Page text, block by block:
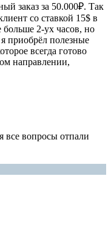
заказ за 50.000₽. Так
со ставкой 15$ в
больше 2-ух часов, но
приобрёл полезные
всегда готово
направлении,
все вопросы отпали